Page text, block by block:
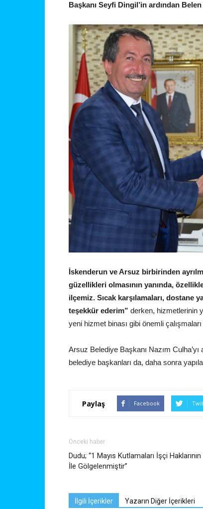
Başkanı Seyfi Dingil’in ardından
İskenderun ve Arsuz birbirinden
güzellikleri olmasının yanında,
ilçemiz. Sıcak karşılamaları, dostane
teşekkür ederim” derken, hizmetlerinin
yeni hizmet binası gibi önemli çalışmaları
Arsuz Belediye Başkanı Nazım
belediye başkanları da, daha sonra
Paylaş Facebook
Önceki haber
Dudu; “1 Mayıs Kutlamaları İşçi Haklarının
İle Gölgelenmiştir”
İlgili İçerikler Yazarın Diğer İçerikleri